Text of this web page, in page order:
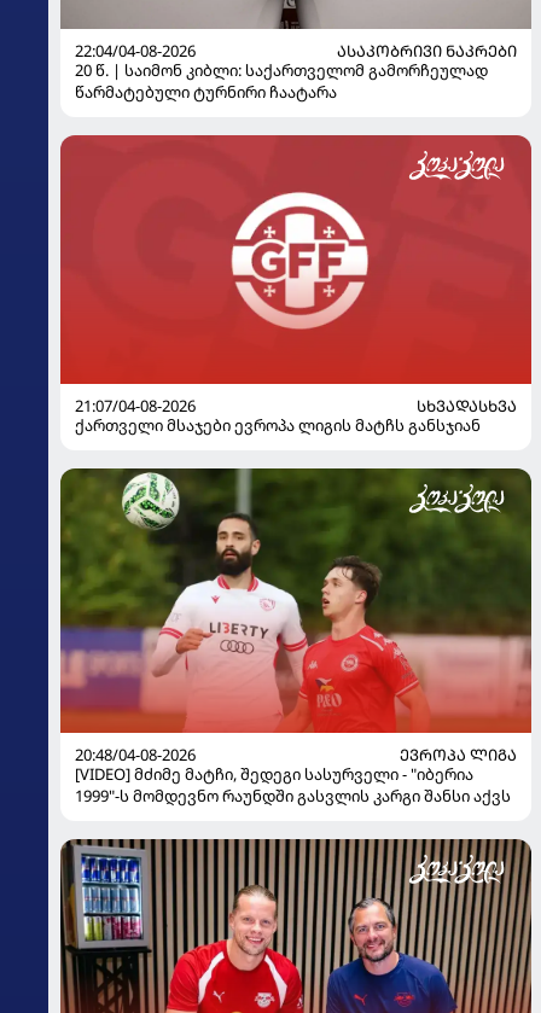
22:04/04-08-2026
ᲐᲡᲐᲙᲝᲑᲠᲘᲕᲘ ᲜᲐᲙᲠᲔᲑᲘ
20 წ. | საიმონ კიბლი: საქართველომ გამორჩეულად
წარმატებული ტურნირი ჩაატარა
21:07/04-08-2026
ᲡᲮᲕᲐᲓᲐᲡᲮᲕᲐ
ქართველი მსაჯები ევროპა ლიგის მატჩს განსჯიან
20:48/04-08-2026
ᲔᲕᲠᲝᲞᲐ ᲚᲘᲒᲐ
[VIDEO] მძიმე მატჩი, შედეგი სასურველი - "იბერია
1999"-ს მომდევნო რაუნდში გასვლის კარგი შანსი აქვს